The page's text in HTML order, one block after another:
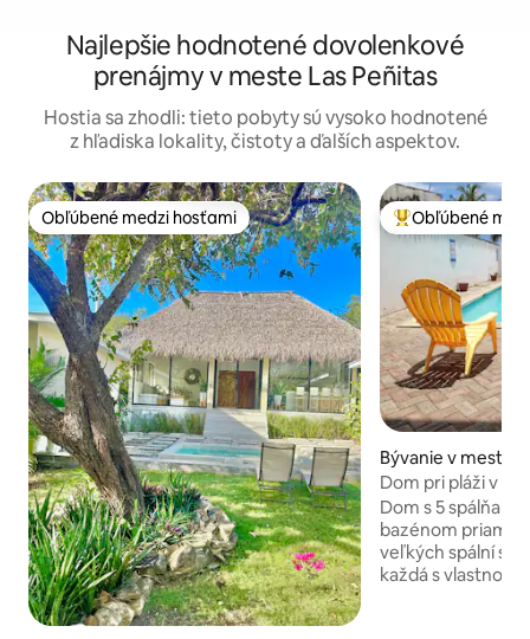
Najlepšie hodnotené dovolenkové
prenájmy v meste Las Peñitas
Hostia sa zhodli: tieto pobyty sú vysoko hodnotené
z hľadiska lokality, čistoty a ďalších aspektov.
Obľúbené medzi hosťami
Obľúbené medzi hosťami Najobľúbenejšie
Obľúbené
Bývanie v meste
Dom pri pláži v
Dom s 5
bazénom priamo na
veľkých spální s
každá s vlastnou